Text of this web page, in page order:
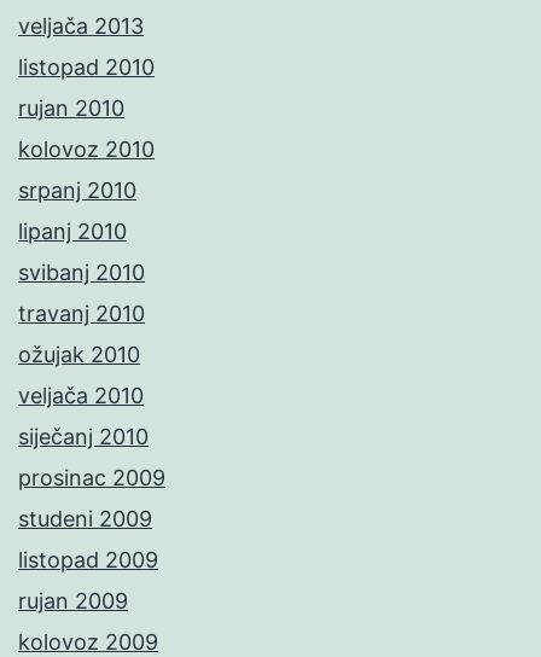
veljača 2013
listopad 2010
rujan 2010
kolovoz 2010
srpanj 2010
lipanj 2010
svibanj 2010
travanj 2010
ožujak 2010
veljača 2010
siječanj 2010
prosinac 2009
studeni 2009
listopad 2009
rujan 2009
kolovoz 2009